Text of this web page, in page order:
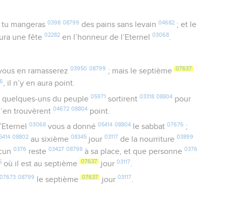
tu mangeras 0398 08799 des pains sans levain 04682; et le
une fête02282 en l’honneur de l’Eternel03068
en ramasserez 03950 08799 ; mais le septième 07637
, il n’y en aura point.
, quelques-uns du peuple 05971 sortirent 03318 08804pour
trouvèrent04672 08804 point.
03068vous a donné 05414 08804le sabbat 07676 ;
08802 au sixième08345 jour03117 de la nourriture03899
0376 reste03427 08798 à sa place, et que personne0376
où il est au septième 07637 jour03117.
07673 08799 le septième 07637 jour 03117